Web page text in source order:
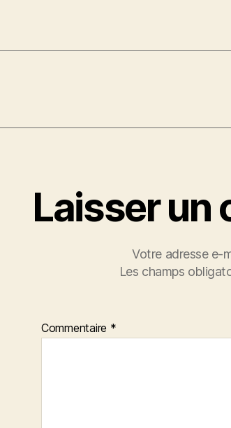
Laisser un
Votre adresse e-
Les champs
Commentaire *